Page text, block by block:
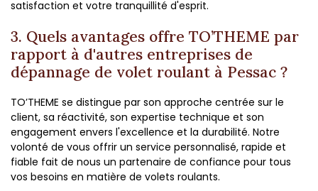
satisfaction et votre tranquillité d'esprit.
3. Quels avantages offre TO’THEME par
rapport à d'autres entreprises de
dépannage de volet roulant à Pessac ?
TO’THEME se distingue par son approche centrée sur le
client, sa réactivité, son expertise technique et son
engagement envers l'excellence et la durabilité. Notre
volonté de vous offrir un service personnalisé, rapide et
fiable fait de nous un partenaire de confiance pour tous
vos besoins en matière de volets roulants.